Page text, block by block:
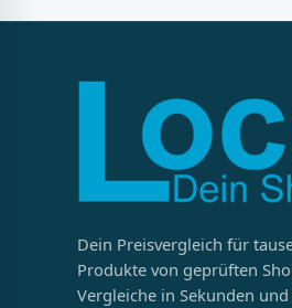
Dein Preisvergleich für
Produkte von geprüften
Vergleiche in Sekunden